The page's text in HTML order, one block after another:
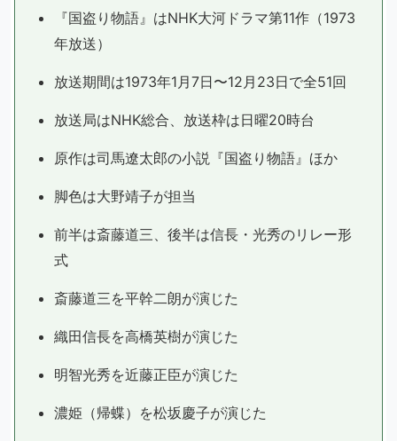
『国盗り物語』はNHK大河ドラマ第11作（1973
年放送）
放送期間は1973年1月7日〜12月23日で全51回
放送局はNHK総合、放送枠は日曜20時台
原作は司馬遼太郎の小説『国盗り物語』ほか
脚色は大野靖子が担当
前半は斎藤道三、後半は信長・光秀のリレー形
式
斎藤道三を平幹二朗が演じた
織田信長を高橋英樹が演じた
明智光秀を近藤正臣が演じた
濃姫（帰蝶）を松坂慶子が演じた